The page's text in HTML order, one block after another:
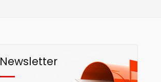
Newsletter